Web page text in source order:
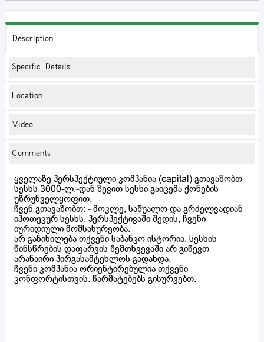
Description
Specific Details
Location
Video
Comments
ყველაზე პერსპექტიული კომპანია (capital) გთავაზობთ
სესხს 3000-ლ.-დან ზევით სესხი გაიცემა ქონების
უზრუნველყოფით.
ჩვენ გთავაზობთ: - მოკლე, საშუალო და გრძელვადიან
იპოთეკურ სესხს, პერსპექტივაში შედის, ჩვენი
იურიდიული მომსახურეობა.
არ განიხილება თქვენი საბანკო ისტორია. სესხის
წინსწრების დაფარვის შემთხვევაში არ გიწევთ
არანაირი პირგასამტეხლოს გადახდა.
ჩვენი კომპანია ორიენტირებულია თქვენი
კონფორტისთვის. წარმატებებს გისურვებთ.